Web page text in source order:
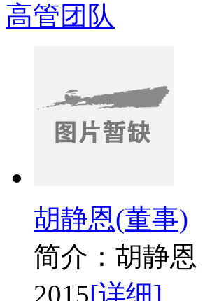
高管团队
胡静恩(董事)
简介：胡静恩
2015[详细]